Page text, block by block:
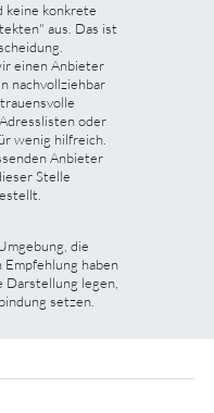
keine konkrete
aus. Das ist
einen Anbieter
nachvollziehbar
oder
wenig hilfreich.
Anbieter
Stelle
die
haben
Darstellung legen,
setzen.